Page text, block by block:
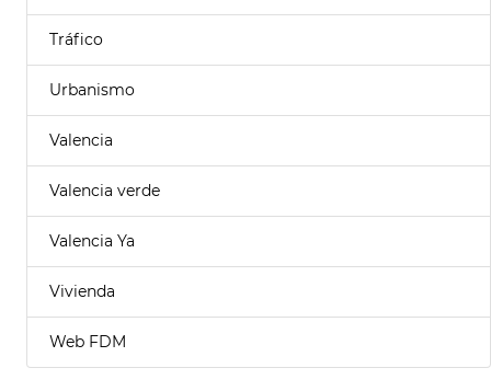
Tráfico
Urbanismo
Valencia
Valencia verde
Valencia Ya
Vivienda
Web FDM